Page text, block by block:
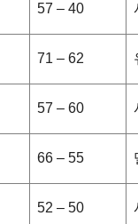
57 – 40
71 – 62
57 – 60
66 – 55
52 – 50